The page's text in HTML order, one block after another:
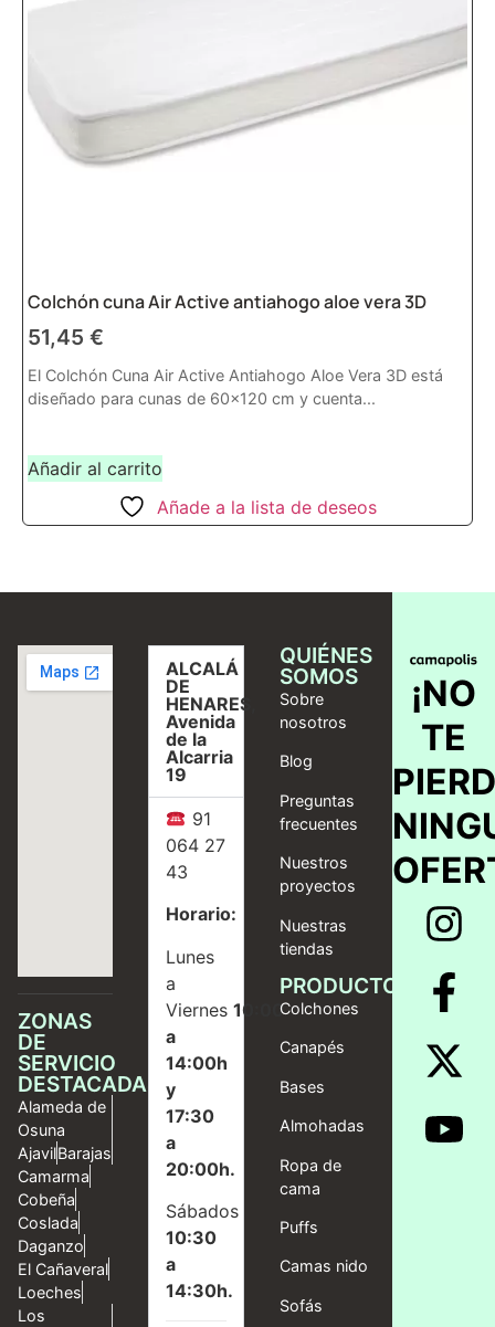
Colchón cuna Air Active antiahogo aloe vera 3D
51,45 €
El Colchón Cuna Air Active Antiahogo Aloe Vera 3D está
diseñado para cunas de 60x120 cm y cuenta...
Añadir al carrito
Añade a la lista de deseos
ZONAS
DE
SERVICIO
DESTACADAS
Alameda de
Osuna
AjavilBarajas
Camarma
Cobeña
Coslada
Daganzo
El Cañaveral
Loeches
Los
ALCALÁ
DE
HENARES,
Avenida
de la
Alcarria
19
91
064 27
43
Horario:
Lunes
a
Viernes10:00
a
14:00h
y
17:30
a
20:00h.
Sábados
10:30
a
14:30h.
QUIÉNES
SOMOS
Sobre
nosotros
Blog
Preguntas
frecuentes
Nuestros
proyectos
Nuestras
tiendas
PRODUCTOS
Colchones
Canapés
Bases
Almohadas
Ropa de
cama
Puffs
Camas nido
Sofás
¡NO
TE